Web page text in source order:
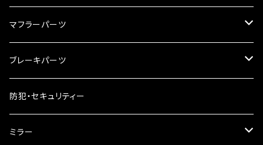
ハードケース
タンクシール
ケミカル
4スト用エンジンオイル
2スト用エンジンオイル
ギアオイル
オイルクーラー
マフラーパーツ
マフラーガード
バンテージタイプ
スリップオン
ブレーキパーツ
ブレーキシュー
ブレーキパット
防犯・セキュリティー
ミラー